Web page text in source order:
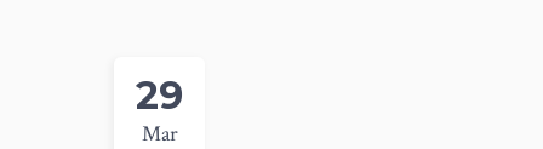
29
Mar